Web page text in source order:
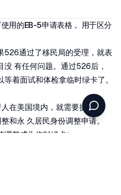
用的EB-5申请表格， 用于区分
526通过了移民局的受理，就表
有任何问题。通过526后，
着面试和体检拿临时绿卡了。
在美国境内，就需要提交I-
和永 久居民身份调整申请。
调整成为临时绿卡）